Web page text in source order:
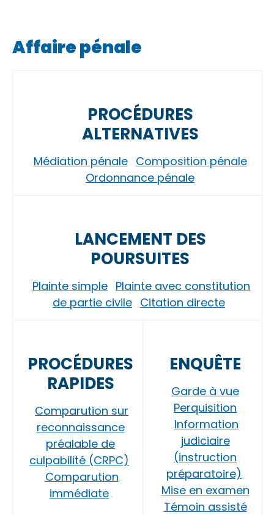
Affaire pénale
PROCÉDURES
ALTERNATIVES
Médiation pénale Composition pénale
Ordonnance pénale
LANCEMENT DES
POURSUITES
Plainte simple Plainte avec constitution
de partie civile Citation directe
PROCÉDURES
RAPIDES
Comparution sur
reconnaissance
préalable de
culpabilité (CRPC)
Comparution
immédiate
ENQUÊTE
Garde à vue
Perquisition
Information
judiciaire
(instruction
préparatoire)
Mise en examen
Témoin assisté